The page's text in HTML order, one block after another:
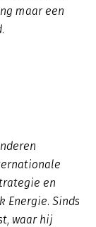
maar een
en
Energie. Sinds
waar hij